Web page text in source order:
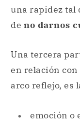
una rapidez tal
de no darnos
Una tercera
en relación con
arco reflejo, es
emoción o